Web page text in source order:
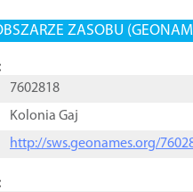
ZASOBU
7602818
Kolonia Gaj
http://sws.geonames.org/